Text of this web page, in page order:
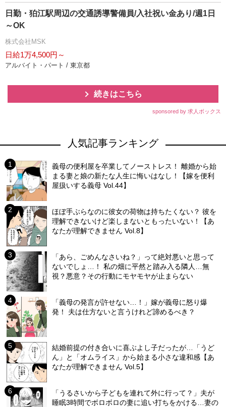
日勤・狛江駅周辺の交通誘導警備員/入社祝い金あり/週1日
～OK
株式会社MSK
日給1万4,500円～
アルバイト・パート / 東京都
続きはこちら
sponsored by 求人ボックス
人気記事ランキング
義母の便利屋を卒業してノーストレス！ 離婚から始
まる妻と娘の新たな人生に悔いはなし！【嫁を便利
屋扱いする義母 Vol.44】
ほぼ手ぶらなのに彼女の荷物は持ちたくない？ 彼を
理解できないけど楽しまないともったいない！【あ
なたが理解できません Vol.8】
「あら、ごめんなさいね？」って絶対悪いと思って
ないでしょ…！ 私の畑に平然と踏み入る隣人…無
視？悪意？その行動にモヤモヤが止まらない
「義母の発言が許せない…！」嫁が義母に怒り爆
発！ 夫は仕方ないと言うけれど諦めるべき？
結婚前提の付き合いに喜ぶよし子だったが…「うど
ん」と「オムライス」から始まる小さな違和感【あ
なたが理解できません Vol.5】
「うるさいから子どもを連れて外に行って？」夫が
睡眠3時間でボロボロの妻に追い打ちをかける…妻の